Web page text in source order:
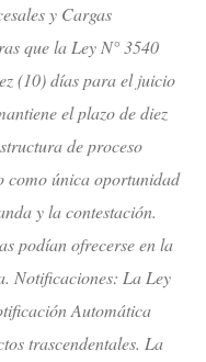
y Cargas
que la Ley N° 3540
(10) días para el juicio
el plazo de diez
de proceso
como única oportunidad
y la contestación.
podían ofrecerse en la
Notificaciones: La Ley
Automática
trascendentales. La